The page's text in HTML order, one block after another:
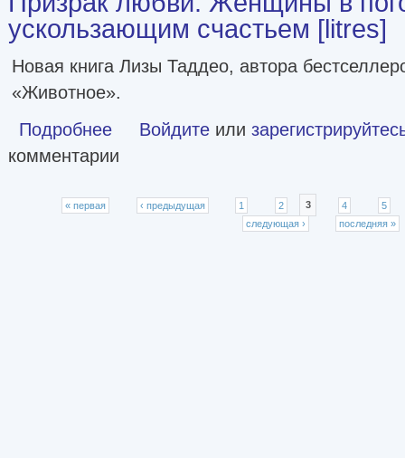
ускользающим счастьем [litres]
Новая книга Лизы Таддео, автора
«Животное».
Подробнее о Призрак любви. Женщины в погоне за ускользающим
Войдите или
комментарии
Страницы
« первая ‹ предыдущая 1 2 3 4
5
следующая ›
последняя »